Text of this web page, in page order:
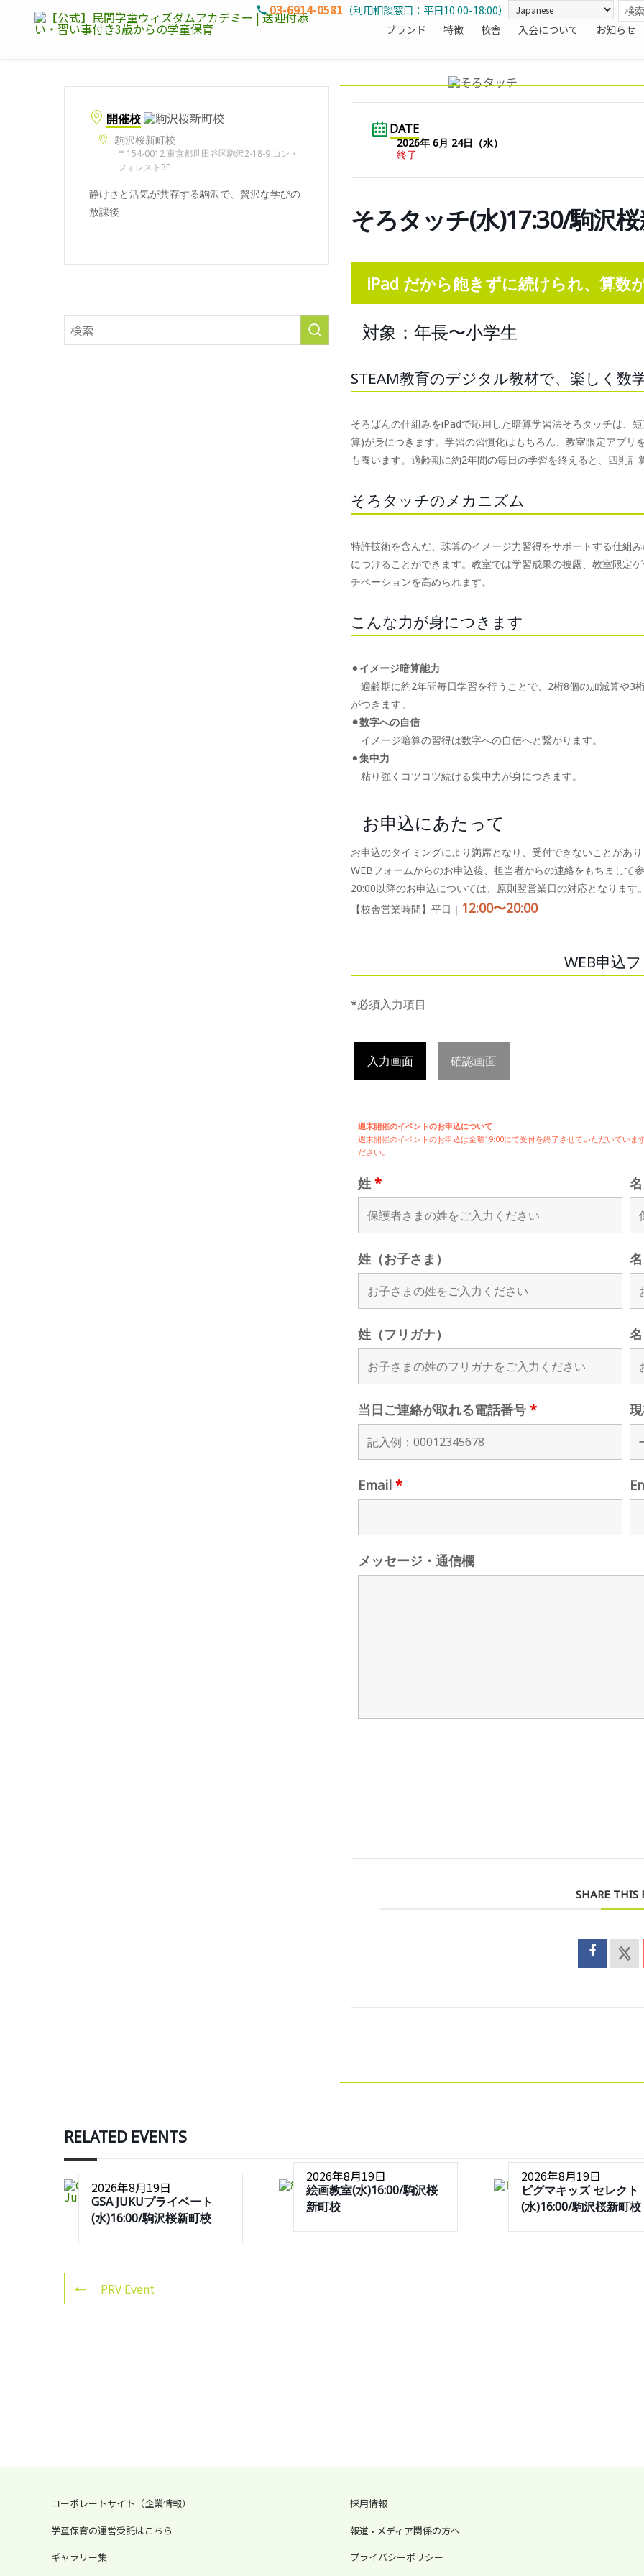
ブランド 特徴 校舎 入会について お知らせ
03-6914-0581 （利用相談窓口：平日10:00-18:00）
開催校
駒沢桜新町校
〒154-0012 東京都世田谷区駒沢2-18-9 コン・
フォレスト3F
静けさと活気が共存する駒沢で、贅沢な学びの
放課後
DATE
2026年 6月 24日（水）
終了
そろタッチ(水)17:30/駒沢
iPad だから飽きずに続けられ、算数
対象：年長〜小学生
STEAM教育のデジタル教材で、楽しく数
そろばんの仕組みをiPadで応用した暗算学習法そろタッチは、
算)が身につきます。学習の習慣化はもちろん、教室限定アプリ
も養います。適齢期に約2年間の毎日の学習を終えると、四則計
そろタッチのメカニズム
特許技術を含んだ、珠算のイメージ力習得をサポートする仕組
につけることができます。教室では学習成果の披露、教室限定
チベーションを高められます。
こんな力が身につきます
⚫︎ イメージ暗算能力
適齢期に約2年間毎日学習を行うことで、2桁8個の加減算や3
がつきます。
⚫︎数字への自信
イメージ暗算の習得は数字への自信へと繋がります。
⚫︎集中力
粘り強くコツコツ続ける集中力が身につきます。
お申込にあたって
お申込のタイミングにより満席となり、受付できないことがあ
WEBフォームからのお申込後、担当者からの連絡をもちまして参
20:00以降のお申込については、原則翌営業日の対応となります。
【校舎営業時間】平日｜ 12:00〜20:00
WEB申込
*必須入力項目
入力画面 確認画面
週末開催のイベントのお申込について
週末開催のイベントのお申込は金曜19:00にて受付を終了させていただいていま
ださい。
姓 *
姓（お子さま）
姓（フリガナ）
当日ご連絡が取れる電話番号 *
Email *
メッセージ・通信欄
SHARE THIS
RELATED EVENTS
2026年8月19日
GSA JUKUプライベート
(水)16:00/駒沢桜新町校
2026年8月19日
絵画教室(水)16:00/駒沢桜
新町校
2026年8月19日
ピグマキッズ セレクト
(水)16:00/駒沢桜新町校
PRV Event
コーポレートサイト（企業情報）
学童保育の運営受託はこちら
ギャラリー集
採用情報
報道 • メディア関係の方へ
プライバシーポリシー